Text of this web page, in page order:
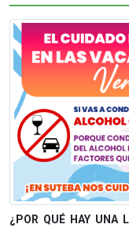
¿POR QUÉ HAY UNA